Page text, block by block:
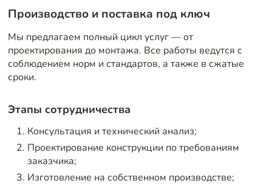
Производство и поставка под ключ
Мы предлагаем полный цикл услуг — от
проектирования до монтажа. Все работы ведутся с
соблюдением норм и стандартов, а также в сжатые
сроки.
Этапы сотрудничества
Консультация и технический анализ;
Проектирование конструкции по требованиям
заказчика;
Изготовление на собственном производстве;